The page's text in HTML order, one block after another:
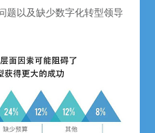
题以及缺少数字化转型领导